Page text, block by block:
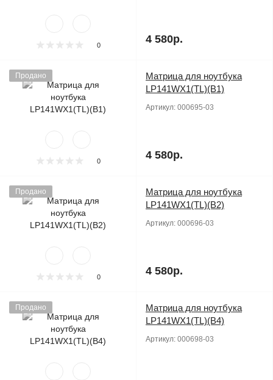
0 4 580р.
Продано
0
Матрица для ноутбука
LP141WX1(TL)(B1)
Артикул: 000695-03
4 580р.
Продано
0
Матрица для ноутбука
LP141WX1(TL)(B2)
Артикул: 000696-03
4 580р.
Продано
Матрица для ноутбука
LP141WX1(TL)(B4)
Артикул: 000698-03